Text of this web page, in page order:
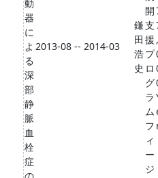
動
器
に
よ
る
深
部
静
脈
血
栓
症
2013-08 -- 2014-03
鎌
田
浩
史
開
支
援
プ
ロ
グ
ラ
ム
フ
ィ
ー
ジ
,